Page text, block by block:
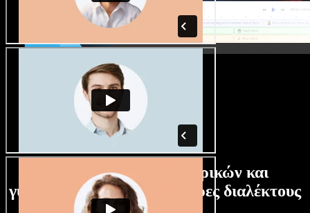
Τεράστια συλλογή ανδρικών και
γυναικείων φωνών με άπειρες διαλέκτους